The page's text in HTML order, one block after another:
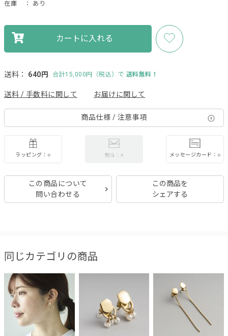
在庫 ： あり
カートに入れる
送料： 640円 合計15,000円（税込）で 送料無料！
送料 / 手数料に関して お届けに関して
商品仕様 / 注意事項
ラッピング：○ 熨斗：× メッセージカード：○
この商品について
問い合わせる
この商品を
シェアする
同じカテゴリの商品